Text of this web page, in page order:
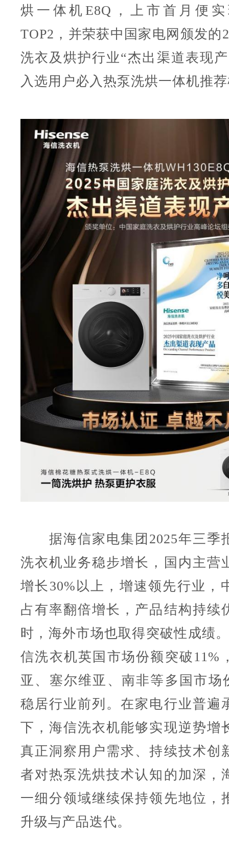
烘一体机E8Q，上市首月便
TOP2，并荣获中国家电网颁发的
洗衣及烘护行业“杰出渠道表现
入选用户必入热泵洗烘一体机推
据海信家电集团2025年三季
洗衣机业务稳步增长，国内主营
增长30%以上，增速领先行业，
占有率翻倍增长，产品结构持续
时，海外市场也取得突破性成绩
信洗衣机英国市场份额突破11%
亚、塞尔维亚、南非等多国市场
稳居行业前列。在家电行业普遍
下，海信洗衣机能够实现逆势增
真正洞察用户需求、持续技术创
者对热泵洗烘技术认知的加深，
一细分领域继续保持领先地位，
升级与产品迭代。